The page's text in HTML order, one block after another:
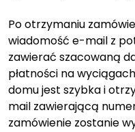
Po otrzymaniu
wiadomość e-mail z
zawierać szacowaną
płatności na
domu jest szybka i
mail zawierającą
zamówienie zostanie